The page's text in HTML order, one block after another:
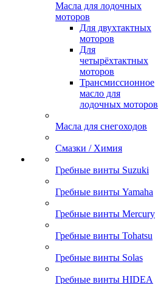
Масла для лодочных
моторов
Для двухтактных
моторов
Для
четырёхтактных
моторов
Трансмиссионное
масло для
лодочных моторов
Масла для снегоходов
Смазки / Химия
Гребные винты Suzuki
Гребные винты Yamaha
Гребные винты Mercury
Гребные винты Tohatsu
Гребные винты Solas
Гребные винты HIDEA